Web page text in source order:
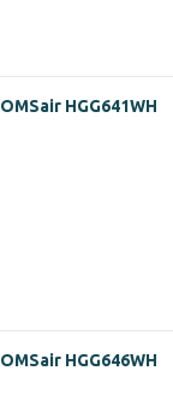
HGG641WH
HGG646WH